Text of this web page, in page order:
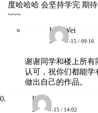
度哈哈哈 会坚持学完 期
~~~
KurtWei
2025-07-15 / 09:16
谢谢同学和楼上所有
认可，祝你们都能学
做出自己的作品。
lj
2025-07-15 / 14:02